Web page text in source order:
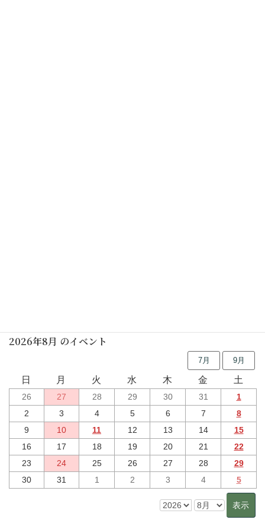
2026年8月 のイベント
7月 9月
日 月 火 水 木 金 土
26 27 28 29 30 31
1
2
3 4 5 6 7
8
9
10 11 12 13 14
15
16
17 18 19 20 21
22
23
24 25 26 27 28
29
30
31 1 2 3 4 5